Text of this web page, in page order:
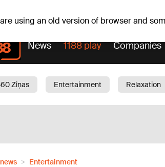
using an old version of browser and
News 1188 play Companies
Ziņas Entertainment Relaxation
Entertainment